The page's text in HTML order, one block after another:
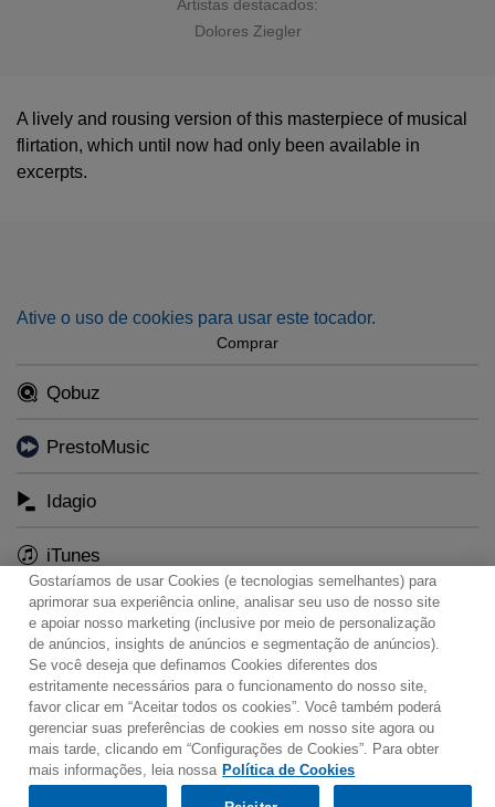
Artistas destacados:
Dolores Ziegler
A lively and rousing version of this masterpiece of musical
flirtation, which until now had only been available in
excerpts.
Ative o uso de cookies para usar este tocador.
Comprar
Qobuz
PrestoMusic
Idagio
iTunes
Contato Boletim de Notícias
Termos de Uso
Política de Privacidade
Mapa do Site
Política de Cookies
Configurações de Cookies
Would you prefer to visit our website in English?
Gostaríamos de usar Cookies (e tecnologias semelhantes) para
aprimorar sua experiência online, analisar seu uso de nosso site
e apoiar nosso marketing (inclusive por meio de personalização
de anúncios, insights de anúncios e segmentação de anúncios).
Se você deseja que definamos Cookies diferentes dos
estritamente necessários para o funcionamento do nosso site,
favor clicar em “Aceitar todos os cookies”. Você também poderá
gerenciar suas preferências de cookies em nosso site agora ou
mais tarde, clicando em “Configurações de Cookies”. Para obter
mais informações, leia nossa Política de Cookies